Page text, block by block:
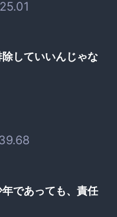
していいんじゃな
であっても、責任